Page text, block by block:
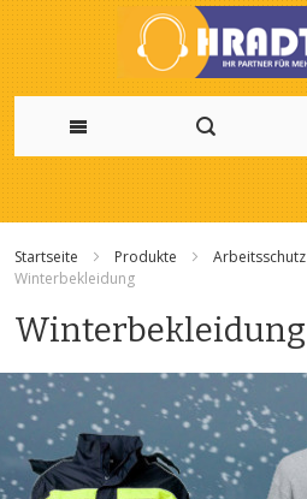
Zum
springen
Startseite Produkte Arbeitsschutz
Winterbekleidung
Winterbekleidung